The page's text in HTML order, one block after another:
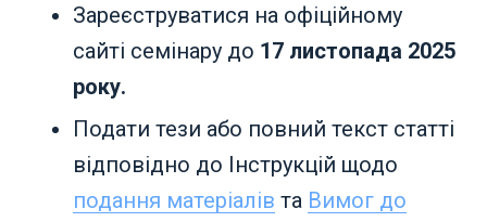
Зареєструватися на офіційному
сайті семінару до 17 листопада 2025
року.
Подати тези або повний текст статті
відповідно до Інструкцій щодо
подання матеріалів та Вимог до